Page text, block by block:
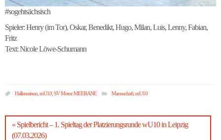
#sogehtsächsisch
Spieler: Henry (im Tor), Oskar, Benedikt, Hugo, Milan, Luis, Lenny, Fabian,
Fritz
Text: Nicole Löwe-Schumann
Hallensaison,mU10,SV Motor MEERANE Mannschaft,mU10
« Spielbericht – 1. Spieltag der Platzierungsrunde wU10 in Leipzig
(07.03.2026)